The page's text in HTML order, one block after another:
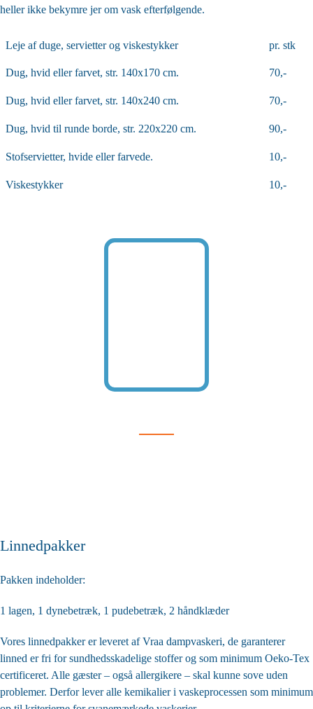
heller ikke bekymre jer om vask efterfølgende.
Leje af duge, servietter og viskestykker pr. stk
Dug, hvid eller farvet, str. 140x170 cm. 70,-
Dug, hvid eller farvet, str. 140x240 cm. 70,-
Dug, hvid til runde borde, str. 220x220 cm. 90,-
Stofservietter, hvide eller farvede. 10,-
Viskestykker 10,-
Linnedpakker
Pakken indeholder:
1 lagen, 1 dynebetræk, 1 pudebetræk, 2 håndklæder
Vores linnedpakker er leveret afVraa dampvaskeri, de garanterer
linned er fri for sundhedsskadelige stoffer og som minimum Oeko-Tex
certificeret. Alle gæster – også allergikere – skal kunne sove uden
problemer. Derfor lever alle kemikalier i vaskeprocessen som minimum